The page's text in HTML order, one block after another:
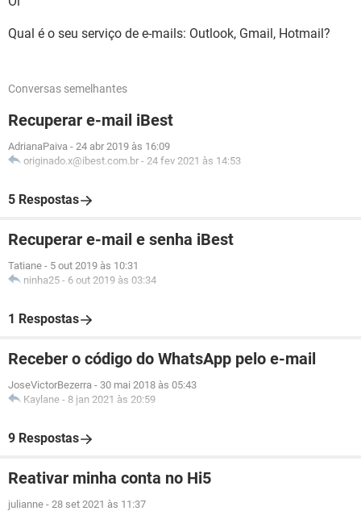
Qual é o seu serviço de e-mails: Outlook, Gmail, Hotmail?
Conversas semelhantes
Recuperar e-mail iBest
AdrianaPaiva - 24 abr 2019 às 16:09
originado.x@ibest.com.br - 24 fev 2021 às 14:53
5 Respostas
Recuperar e-mail e senha iBest
Tatiane - 5 out 2019 às 10:31
ninha25 - 6 out 2019 às 03:34
1 Respostas
Receber o código do WhatsApp pelo e-mail
JoseVictorBezerra - 30 mai 2018 às 05:43
Kaylane - 8 jan 2021 às 20:59
9 Respostas
Reativar minha conta no Hi5
julianne - 28 set 2021 às 11:37